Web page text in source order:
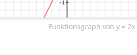
Funktionsgraph von y = 2x